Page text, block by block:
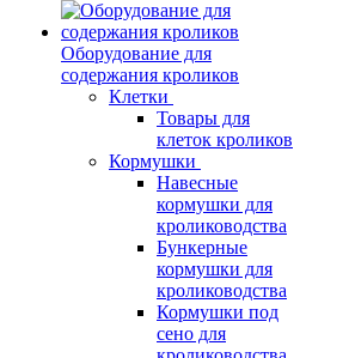
Оборудование для
содержания кроликов
Клетки
Товары для
клеток кроликов
Кормушки
Навесные
кормушки для
кролиководства
Бункерные
кормушки для
кролиководства
Кормушки под
сено для